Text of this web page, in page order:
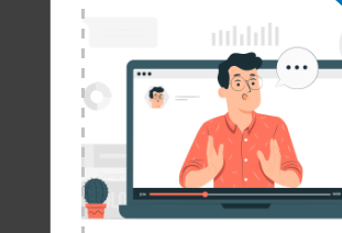
Rencontre d’accueil
Mardi 22 septembre 2026
12 h 30 à 13 h 30
En ligne via Zoom